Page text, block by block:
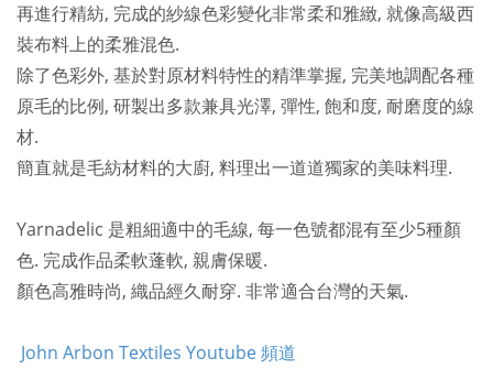
再進行精紡, 完成的紗線色彩變化非常柔和雅緻, 就像高級西
裝布料上的柔雅混色.
除了色彩外, 基於對原材料特性的精準掌握, 完美地調配各種
原毛的比例, 研製出多款兼具光澤, 彈性, 飽和度, 耐磨度的線
材.
簡直就是毛紡材料的大廚, 料理出一道道獨家的美味料理.
Yarnadelic 是粗細適中的毛線, 每一色號都混有至少5種顏
色. 完成作品柔軟蓬軟, 親膚保暖.
顏色高雅時尚, 織品經久耐穿. 非常適合台灣的天氣.
John Arbon Textiles Youtube 頻道